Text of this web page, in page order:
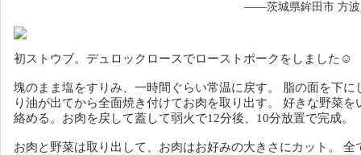
——茨城県鉾田市 方波
初ストウブ。 デュロックロースでローストポークをしました☺
塊のまま塩をすりみ、一時間ぐらい常温に戻す。 脂の面を下に
り油が出てから全面焼き付けてお肉を取り出す。 好きな野菜を
絡める。 お肉を戻して蓋して弱火で12分後、10分放置で完成。
お肉と野菜は取り出して、お肉はお好みの大きさにカット。 全